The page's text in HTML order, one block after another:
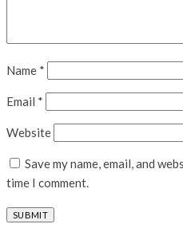
Name *
Email *
Website
Save my name, email, and
time I comment.